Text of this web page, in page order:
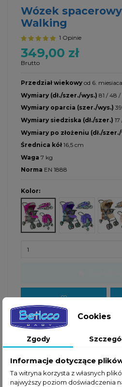
Wózek
Walking
1 Opinie
349,00 zł
Brutto
Przedział wiekowy od 6.
Wymiary (dł./szer./wys.) 81 / 48
Wymiary oparcia (szer./wys.)
Wymiary siedziska (dł./szer.)
Wymiary po złożeniu (dł./
Średnica kół 16,5 cm
Waga 7 kg
Norma EN 1888
Kolor:
Fuchsia
Violet
Negocjuj cenę
2 zobacz ponizej
Cookies
Zgody
Informacje dotyczące
Ta witryna korzysta z własnych
najwyższy poziom doświadczenia